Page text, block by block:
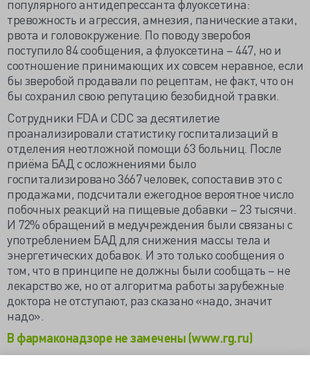
популярного антидепрессанта флуоксетина:
тревожность и агрессия, амнезия, панические атаки,
рвота и головокружение. По поводу зверобоя
поступило 84 сообщения, а флуоксетина – 447, но и
соотношение принимающих их совсем неравное, если
бы зверобой продавали по рецептам, не факт, что он
бы сохранил свою репутацию безобидной травки.
Сотрудники FDA и CDC за десятилетие
проанализировали статистику госпитализаций в
отделения неотложной помощи 63 больниц. После
приёма БАД с осложнениями было
госпитализировано 3667 человек, сопоставив это с
продажами, подсчитали ежегодное вероятное число
побочных реакций на пищевые добавки – 23 тысячи.
И 72% обращений в медучреждения были связаны с
употреблением БАД для снижения массы тела и
энергетических добавок. И это только сообщения о
том, что в принципе не должны были сообщать – не
лекарство же, но от алгоритма работы зарубежные
доктора не отступают, раз сказано «надо, значит
надо».
В фармаконадзоре не замечены (www.rg.ru)
Лечение травами опасней приема антидепрессантов